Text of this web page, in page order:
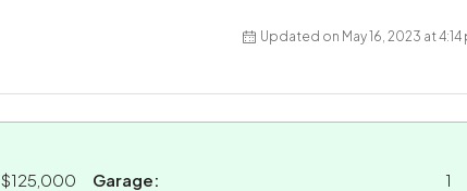
Updated on May 16, 2023 at 4:14
$125,000 Garage: 1